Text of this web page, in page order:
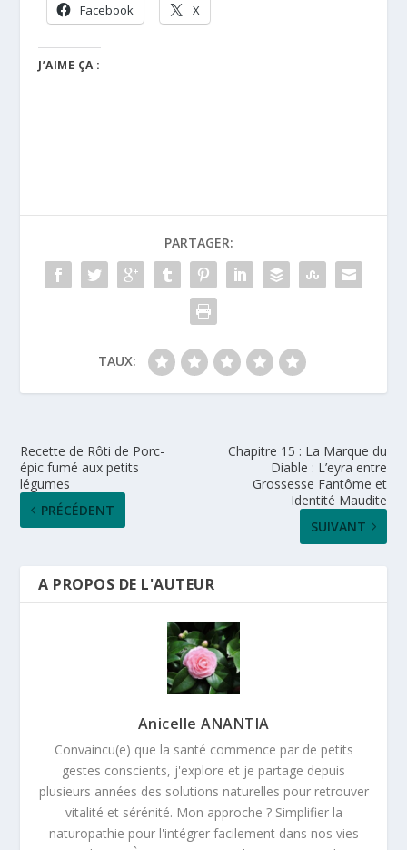
Facebook X
J’AIME ÇA :
PARTAGER:
TAUX:
Recette de Rôti de Porc-
épic fumé aux petits
légumes
PRÉCÉDENT
Chapitre 15 : La Marque du
Diable : L’eyra entre
Grossesse Fantôme et
Identité Maudite
SUIVANT
A PROPOS DE L'AUTEUR
Anicelle ANANTIA
Convaincu(e) que la santé commence par de petits
gestes conscients, j'explore et je partage depuis
plusieurs années des solutions naturelles pour retrouver
vitalité et sérénité. Mon approche ? Simplifier la
naturopathie pour l'intégrer facilement dans nos vies